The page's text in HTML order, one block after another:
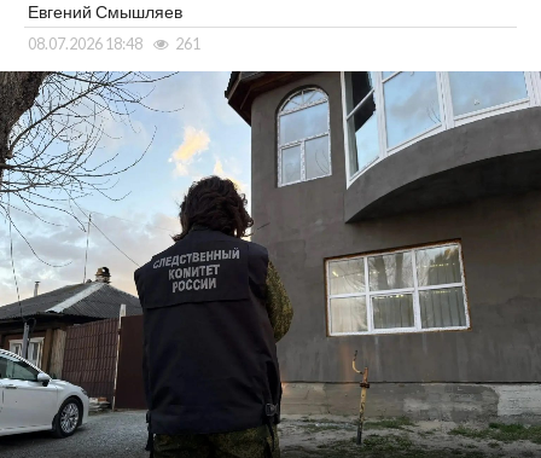
Евгений Смышляев
08.07.2026 18:48 261